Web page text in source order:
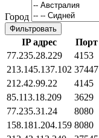
Город
Фильтровать
IP адрес Порт
77.235.28.229
4153
213.145.137.102 37447
212.42.99.22
4145
85.113.18.209
3629
77.235.31.24
8080
158.181.204.159 8080